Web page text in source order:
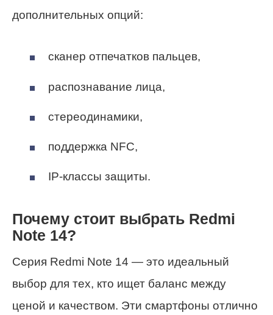
дополнительных опций:
сканер отпечатков пальцев,
распознавание лица,
стереодинамики,
поддержка NFC,
IP-классы защиты.
Почему стоит выбрать Redmi
Note 14?
Серия Redmi Note 14 — это идеальный
выбор для тех, кто ищет баланс между
ценой и качеством. Эти смартфоны отлично